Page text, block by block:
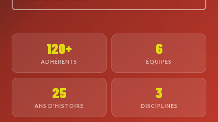
120+
ADHÉRENTS
6
ÉQUIPES
25
ANS D'HISTOIRE
3
DISCIPLINES